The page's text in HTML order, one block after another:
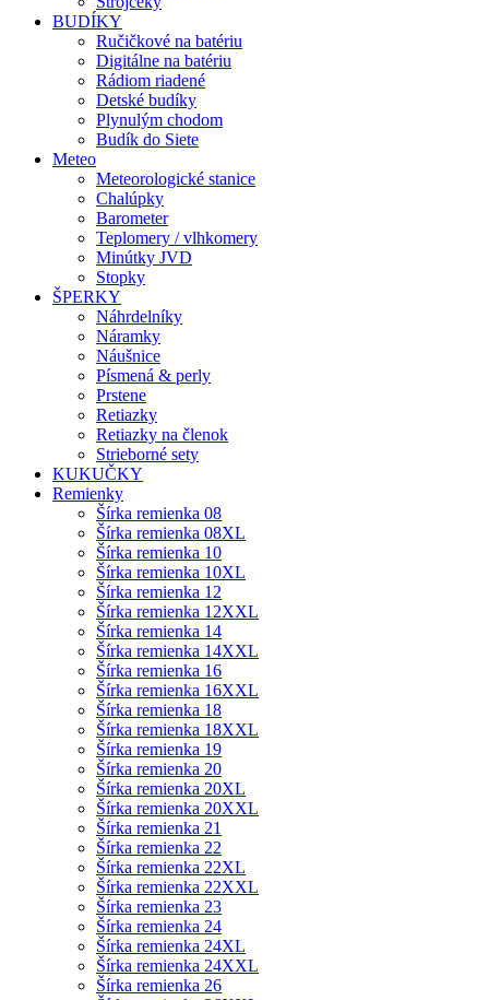
BUDÍKY
Ručičkové na batériu
Digitálne na batériu
Rádiom riadené
Detské budíky
Plynulým chodom
Budík do Siete
Meteo
Meteorologické stanice
Chalúpky
Barometer
Teplomery / vlhkomery
Minútky JVD
Stopky
ŠPERKY
Náhrdelníky
Náramky
Náušnice
Písmená & perly
Prstene
Retiazky
Retiazky na členok
Strieborné sety
KUKUČKY
Remienky
Šírka remienka 08
Šírka remienka 08XL
Šírka remienka 10
Šírka remienka 10XL
Šírka remienka 12
Šírka remienka 12XXL
Šírka remienka 14
Šírka remienka 14XXL
Šírka remienka 16
Šírka remienka 16XXL
Šírka remienka 18
Šírka remienka 18XXL
Šírka remienka 19
Šírka remienka 20
Šírka remienka 20XL
Šírka remienka 20XXL
Šírka remienka 21
Šírka remienka 22
Šírka remienka 22XL
Šírka remienka 22XXL
Šírka remienka 23
Šírka remienka 24
Šírka remienka 24XL
Šírka remienka 24XXL
Šírka remienka 26